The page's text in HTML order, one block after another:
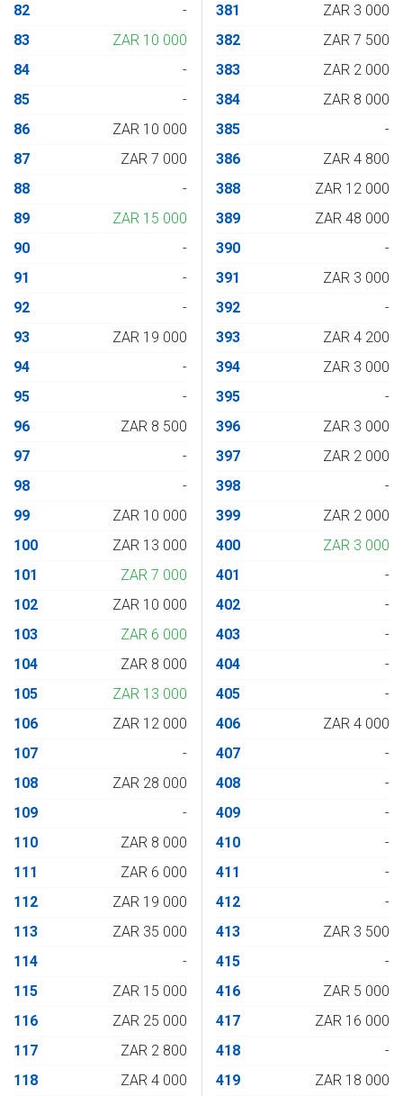
82
-
83
ZAR 10 000
84
-
85
-
86
ZAR 10 000
87
ZAR 7 000
88
-
89
ZAR 15 000
90
-
91
-
92
-
93
ZAR 19 000
94
-
95
-
96
ZAR 8 500
97
-
98
-
99
ZAR 10 000
100
ZAR 13 000
101
ZAR 7 000
102
ZAR 10 000
103
ZAR 6 000
104
ZAR 8 000
105
ZAR 13 000
106
ZAR 12 000
107
-
108
ZAR 28 000
109
-
110
ZAR 8 000
111
ZAR 6 000
112
ZAR 19 000
113
ZAR 35 000
114
-
115
ZAR 15 000
116
ZAR 25 000
117
ZAR 2 800
118
ZAR 4 000
381
ZAR 3 000
382
ZAR 7 500
383
ZAR 2 000
384
ZAR 8 000
385
-
386
ZAR 4 800
388
ZAR 12 000
389
ZAR 48 000
390
-
391
ZAR 3 000
392
-
393
ZAR 4 200
394
ZAR 3 000
395
-
396
ZAR 3 000
397
ZAR 2 000
398
-
399
ZAR 2 000
400
ZAR 3 000
401
-
402
-
403
-
404
-
405
-
406
ZAR 4 000
407
-
408
-
409
-
410
-
411
-
412
-
413
ZAR 3 500
415
-
416
ZAR 5 000
417
ZAR 16 000
418
-
419
ZAR 18 000